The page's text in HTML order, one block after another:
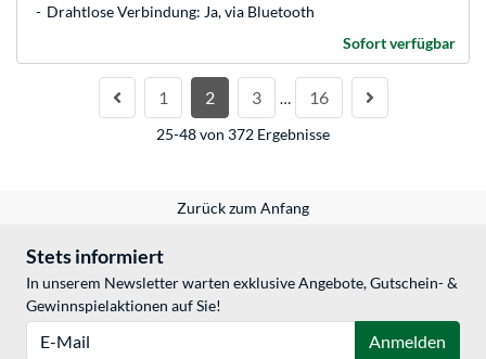
Drahtlose Verbindung: Ja, via Bluetooth
Sofort verfügbar
1 2 3 … 16
25-48 von 372 Ergebnisse
Zurück zum Anfang
Stets informiert
In unserem Newsletter warten exklusive Angebote, Gutschein- &
Gewinnspielaktionen auf Sie!
Anmelden